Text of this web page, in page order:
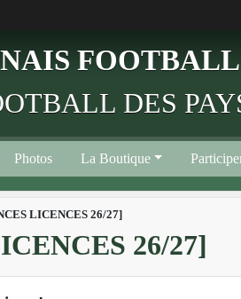
FOOTBALL
DES
Photos La Boutique
LICENCES 26/27]
26/27]